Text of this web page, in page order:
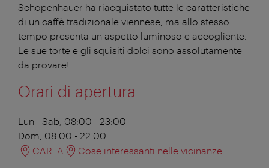
Schopenhauer ha riacquistato tutte le caratteristiche
di un caffè tradizionale viennese, ma allo stesso
tempo presenta un aspetto luminoso e accogliente.
Le sue torte e gli squisiti dolci sono assolutamente
da provare!
Orari di apertura
Lun - Sab, 08:00 - 23:00
Dom, 08:00 - 22:00
CARTA
Cose interessanti nelle vicinanze